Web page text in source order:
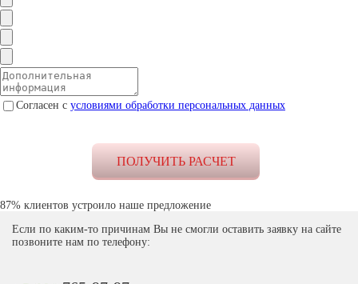
Согласен с условиями обработки персональных данных
87% клиентов устроило наше предложение
Если по каким-то причинам Вы не смогли оставить заявку на сайте
позвоните нам по телефону: